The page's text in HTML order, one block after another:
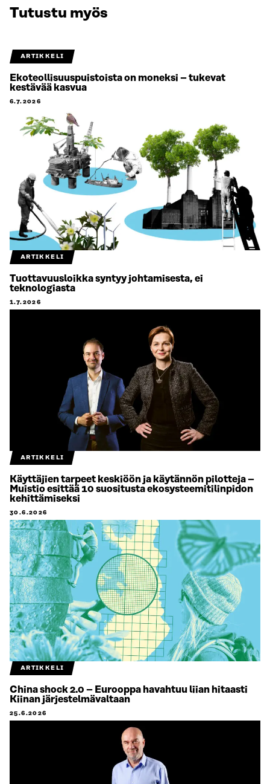
Tutustu myös
ARTIKKELI
Ekoteollisuuspuistoista on moneksi – tukevat
kestävää kasvua
6.7.2026
ARTIKKELI
Tuottavuusloikka syntyy johtamisesta, ei
teknologiasta
1.7.2026
ARTIKKELI
Käyttäjien tarpeet keskiöön ja käytännön pilotteja –
Muistio esittää 10 suositusta ekosysteemitilinpidon
kehittämiseksi
30.6.2026
ARTIKKELI
China shock 2.0 – Eurooppa havahtuu liian hitaasti
Kiinan järjestelmävaltaan
25.6.2026